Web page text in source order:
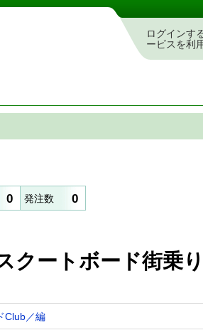
ログインす
ービスを利
0 発注数 0
クートボード街乗
Club／編